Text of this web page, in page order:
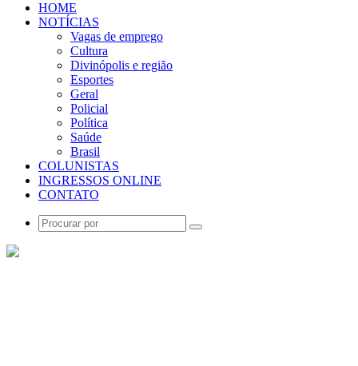
HOME
NOTÍCIAS
Vagas de emprego
Cultura
Divinópolis e região
Esportes
Geral
Policial
Política
Saúde
Brasil
COLUNISTAS
INGRESSOS ONLINE
CONTATO
Procurar